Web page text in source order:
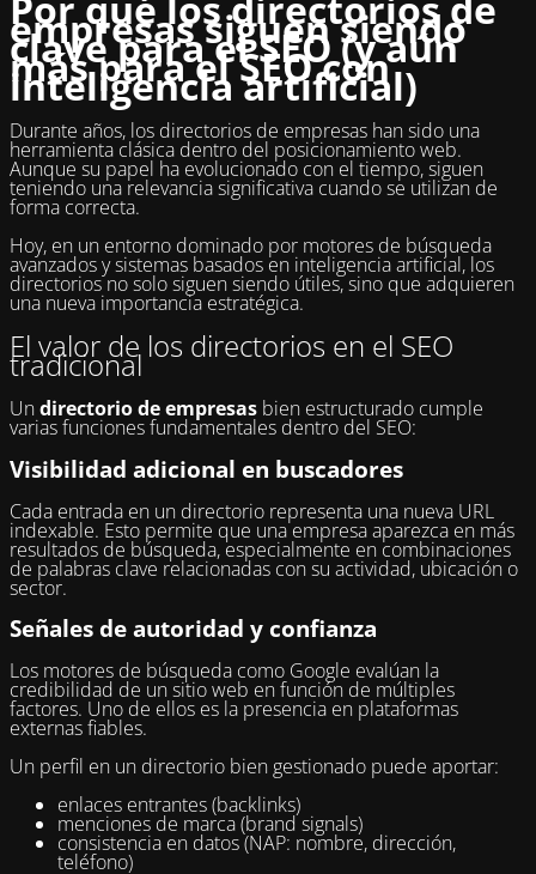
empresas siguen siendo
clave para el SEO (y aún
más para el SEO con
inteligencia artificial)
Durante años, los directorios de empresas han sido una
herramienta clásica dentro del posicionamiento web.
Aunque su papel ha evolucionado con el tiempo, siguen
teniendo una relevancia significativa cuando se utilizan de
forma correcta.
Hoy, en un entorno dominado por motores de búsqueda
avanzados y sistemas basados en inteligencia artificial, los
directorios no solo siguen siendo útiles, sino que adquieren
una nueva importancia estratégica.
El valor de los directorios en el SEO
tradicional
Undirectorio de empresas bien estructurado cumple
varias funciones fundamentales dentro del SEO:
Visibilidad adicional en buscadores
Cada entrada en un directorio representa una nueva URL
indexable. Esto permite que una empresa aparezca en más
resultados de búsqueda, especialmente en combinaciones
de palabras clave relacionadas con su actividad, ubicación o
sector.
Señales de autoridad y confianza
Los motores de búsqueda como Google evalúan la
credibilidad de un sitio web en función de múltiples
factores. Uno de ellos es la presencia en plataformas
externas fiables.
Un perfil en un directorio bien gestionado puede aportar:
enlaces entrantes (backlinks)
menciones de marca (brand signals)
consistencia en datos (NAP: nombre, dirección,
teléfono)